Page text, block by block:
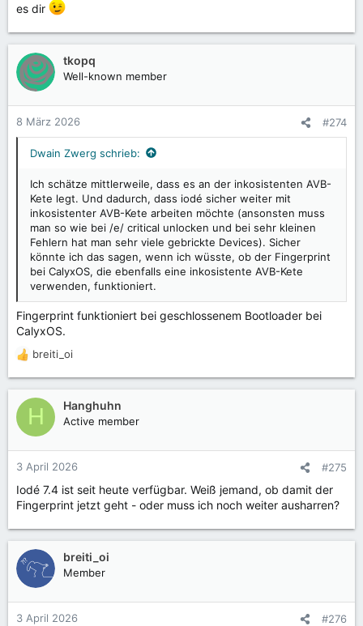
es dir
tkopq
Well-known member
8 März 2026 #274
Dwain Zwerg schrieb:
Ich schätze mittlerweile, dass es an der inkosistenten AVB-
Kete legt. Und dadurch, dass iodé sicher weiter mit
inkosistenter AVB-Kete arbeiten möchte (ansonsten muss
man so wie bei /e/ critical unlocken und bei sehr kleinen
Fehlern hat man sehr viele gebrickte Devices). Sicher
könnte ich das sagen, wenn ich wüsste, ob der Fingerprint
bei CalyxOS, die ebenfalls eine inkosistente AVB-Kete
verwenden, funktioniert.
Fingerprint funktioniert bei geschlossenem Bootloader bei
CalyxOS.
R
a
k
t
n
n
:
breiti_oi
H Hanghuhn
Active member
3 April 2026 #275
Iodé 7.4 ist seit heute verfügbar. Weiß jemand, ob damit der
Fingerprint jetzt geht - oder muss ich noch weiter ausharren?
breiti_oi
Member
3 April 2026 #276